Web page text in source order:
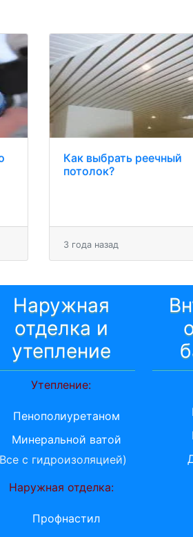
Как выбрать реечный
потолок?
3 года назад
Наружная
отделка и
утепление
Утепление:
Пенополиуретаном
Минеральной ватой
с гидроизоляцией)
Наружная отделка:
Профнастил